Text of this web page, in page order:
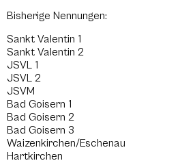
Bisherige Nennungen:
Sankt Valentin 1
Sankt Valentin 2
JSVL 1
JSVL 2
JSVM
Bad Goisern 1
Bad Goisern 2
Bad Goisern 3
Waizenkirchen/Eschenau
Hartkirchen